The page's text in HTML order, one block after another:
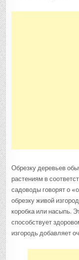
Обрезку деревьев
растениям в
садоводы говорят о
обрезку живой
коробка или насыпь.
способствует
изгородь добавляет